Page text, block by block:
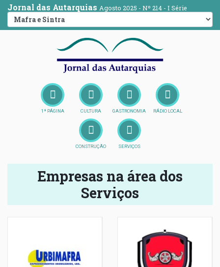
Jornal das Autarquias Agosto 2025 - Nº 214 - I Série
1ª PÁGINA CULTURA GASTRONOMIA RÁDIO LOCAL
CONSTRUÇÃO SERVIÇOS
Empresas na área dos
Serviços